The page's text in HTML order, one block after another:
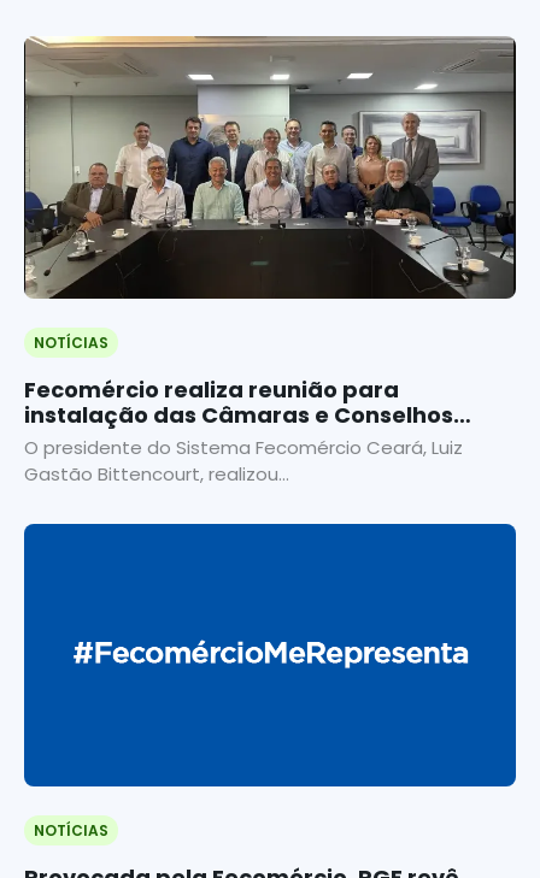
NOTÍCIAS
Fecomércio realiza reunião para
instalação das Câmaras e Conselhos
Empresariais
O presidente do Sistema Fecomércio Ceará, Luiz
Gastão Bittencourt, realizou...
NOTÍCIAS